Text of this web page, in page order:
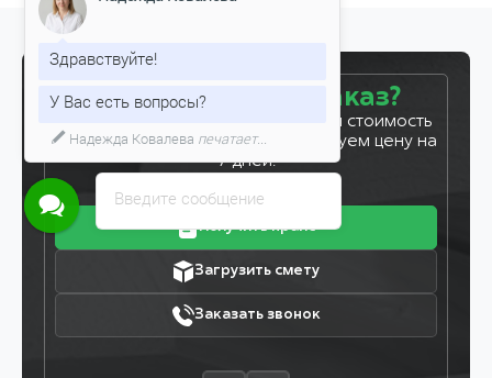
Готовы сделать заказ?
Оставьте заявку, и мы рассчитаем стоимость
вашего заказа за 5 минут. Фиксируем цену на
7 дней!
Получить прайс
Загрузить смету
Заказать звонок
Введите сообщение